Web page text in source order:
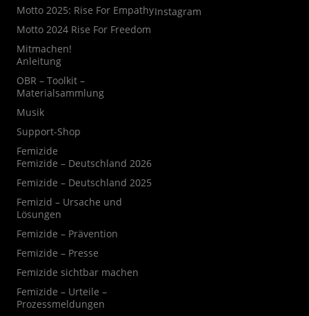
Motto 2025: Rise For Empathy
Motto 2024 Rise For Freedom
Mitmachen!
Anleitung
OBR – Toolkit –
Materialsammlung
Musik
Support-Shop
Femizide
Femizide – Deutschland 2026
Femizide – Deutschland 2025
Femizid – Ursache und
Lösungen
Femizide – Prävention
Femizide – Presse
Femizide sichtbar machen
Femizide – Urteile –
Prozessmeldungen
Instagram